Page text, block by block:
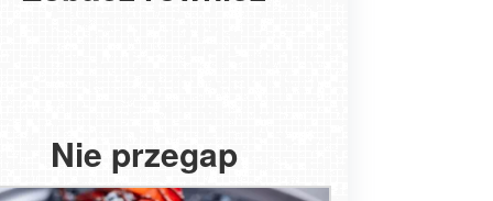
Dźwirzyno - Jezioro
Nie przegap